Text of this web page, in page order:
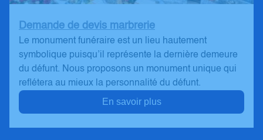
Demande de devis marbrerie
Le monument funéraire est un lieu hautement
symbolique puisqu’il représente la dernière demeure
du défunt. Nous proposons un monument unique qui
reflétera au mieux la personnalité du défunt.
En savoir plus